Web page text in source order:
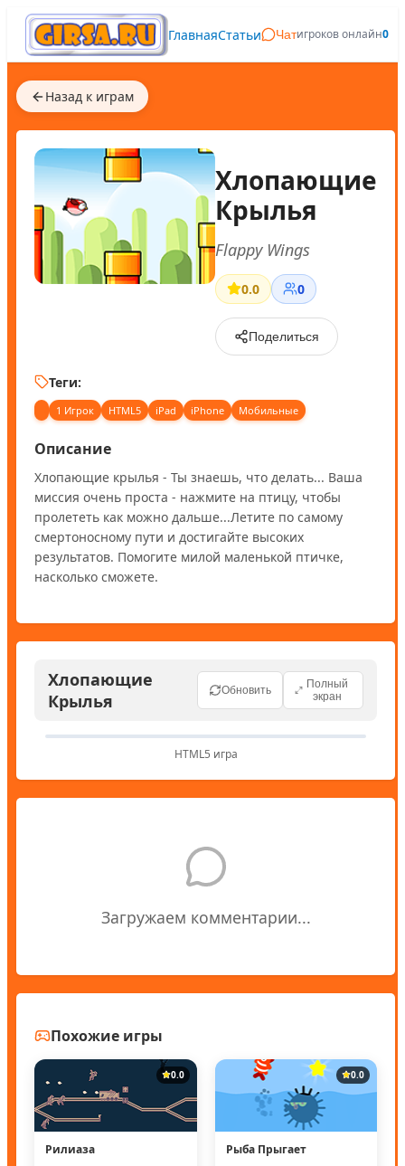
ГлавнаяСтатьи Чатигроков онлайн0
Назад к играм
Хлопающие
Крылья
Flappy Wings
0.0 0
Поделиться
Теги:
1 Игрок HTML5 iPad iPhone Мобильные
Описание
Хлопающие крылья - Ты знаешь, что делать... Ваша
миссия очень проста - нажмите на птицу, чтобы
пролететь как можно дальше...Летите по самому
смертоносному пути и достигайте высоких
результатов. Помогите милой маленькой птичке,
насколько сможете.
Хлопающие
Крылья
Обновить
Полный
экран
HTML5 игра
Загружаем комментарии...
Похожие игры
0.0
Рилиаза
0.0
Рыба Прыгает